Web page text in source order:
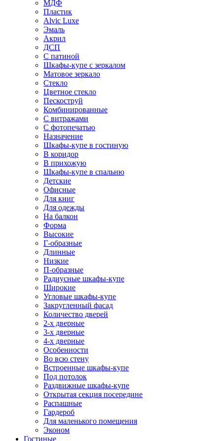
МДФ
Пластик
Alvic Luxe
Эмаль
Акрил
ДСП
С патиной
Шкафы-купе с зеркалом
Матовое зеркало
Стекло
Цветное стекло
Пескоструй
Комбинированные
С витражами
С фотопечатью
Назначение
Шкафы-купе в гостиную
В коридор
В прихожую
Шкафы-купе в спальню
Детские
Офисные
Для книг
Для одежды
На балкон
Форма
Высокие
Г-образные
Длинные
Низкие
П-образные
Радиусные шкафы-купе
Широкие
Угловые шкафы-купе
Закругленный фасад
Количество дверей
2-х дверные
3-х дверные
4-х дверные
Особенности
Во всю стену
Встроенные шкафы-купе
Под потолок
Раздвижные шкафы-купе
Открытая секция посередине
Распашные
Гардероб
Для маленького помещения
Эконом
Гостиные